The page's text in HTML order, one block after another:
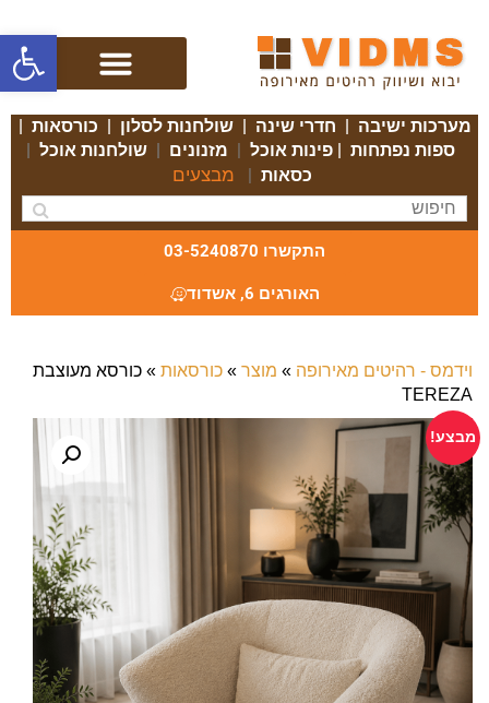
פתח
מערכות ישיבה | חדרי שינה |שולחנות לסלון | כורסאות |
ספות נפתחות |פינות אוכל | מזנונים |שולחנות אוכל |
כסאות | מבצעים
התקשרו 03-5240870
האורגים 6, אשדוד
וידמס - רהיטים מאירופה » מוצר » כורסאות » כורסא מעוצבת
TEREZA
מבצע!